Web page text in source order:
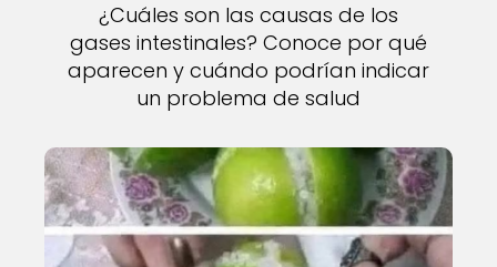
¿Cuáles son las causas de los
gases intestinales? Conoce por qué
aparecen y cuándo podrían indicar
un problema de salud